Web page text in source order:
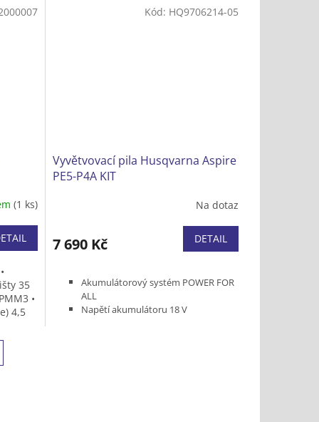
4,1
Hmotnost (bez řezného
(1 ks)
35
•
4,5
Vyvětvovací pila Husqvarna Aspire
PE5-P4A KIT
Na dotaz
7 690 Kč DETAIL
Akumulátorový systém POWER FOR
ALL
Napětí akumulátoru 18 V
Kód: HQ9706214-05